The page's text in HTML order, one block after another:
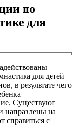
по
для
для детей
в результате чего
Существуют
направлены на
справиться с